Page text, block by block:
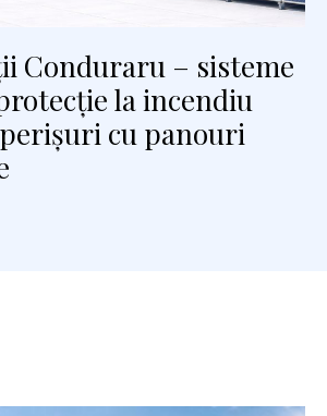
Conduraru – sisteme
la incendiu
cu panouri